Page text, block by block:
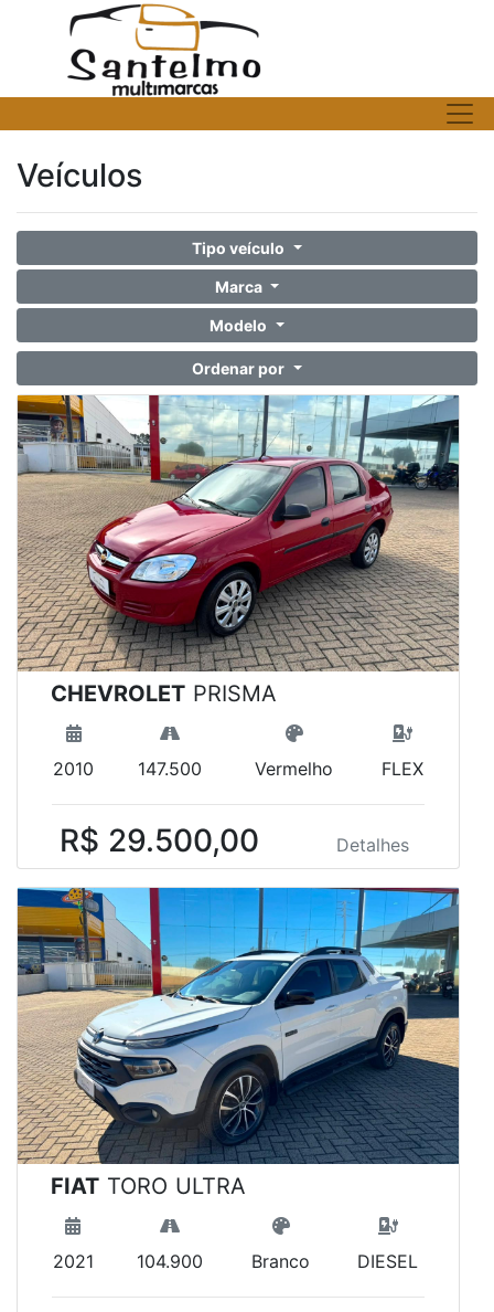
Veículos
Tipo veículo
Marca
Modelo
Ordenar por
CHEVROLET PRISMA
2010 147.500 Vermelho FLEX
R$ 29.500,00 Detalhes
FIAT TORO ULTRA
2021 104.900 Branco DIESEL